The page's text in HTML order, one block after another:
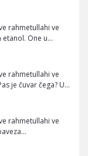
rahmetullahi ve
etanol. One u…
rahmetullahi ve
je čuvar čega? U…
rahmetullahi ve